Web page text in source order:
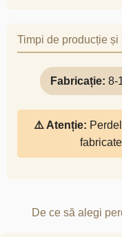
Timpi de producție și
Fabricație: 8-
⚠️ Atenție:
De ce să alegi